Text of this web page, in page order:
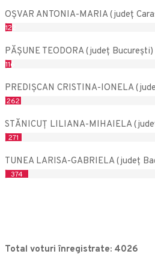
OŞVAR ANTONIA-MARIA (județ
122
PĂŞUNE TEODORA (județ București)
116
PREDIŞCAN CRISTINA-IONELA
262
STĂNICUŢ LILIANA-MIHAIELA
271
TUNEA LARISA-GABRIELA (județ
374
Total voturi înregistrate: 4026